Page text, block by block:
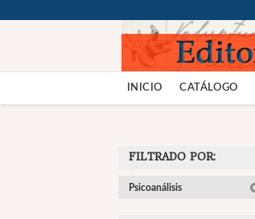
INICIO CATÁLOGO
FILTRADO POR:
Psicoanálisis